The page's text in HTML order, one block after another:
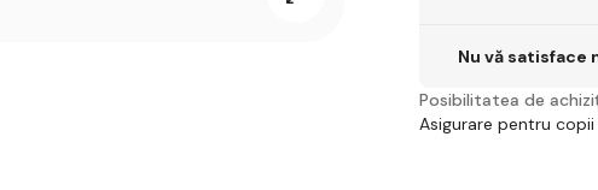
Nu vă satisface
Posibilitatea de
Asigurare pentru copii